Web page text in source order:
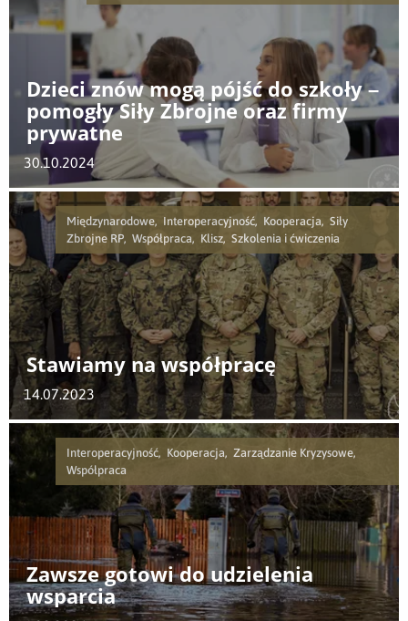
Dzieci znów mogą pójść do szkoły –
pomogły Siły Zbrojne oraz firmy
prywatne
30.10.2024
Międzynarodowe, Interoperacyjność, Kooperacja, Siły
Zbrojne RP, Współpraca, Klisz, Szkolenia i ćwiczenia
Stawiamy na współpracę
14.07.2023
Interoperacyjność, Kooperacja, Zarządzanie Kryzysowe,
Współpraca
Zawsze gotowi do udzielenia
wsparcia